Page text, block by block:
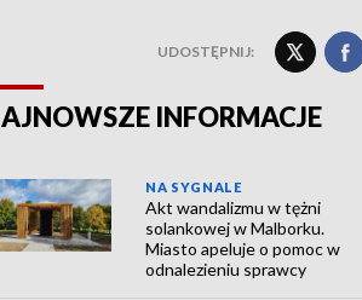
UDOSTĘPNIJ:
INFORMACJE
NA SYGNALE
Akt wandalizmu w tężni
solankowej w Malborku.
Miasto apeluje o pomoc w
odnalezieniu sprawcy